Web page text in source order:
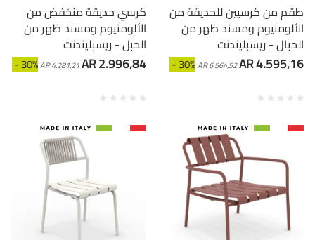
كرسي حديقة منخفض من
الألومنيوم ومسند ظهر من
الحبل - ريسبليندنت
- 30%AR 4.281,21AR 2.996,84
طقم من كرسيين للحديقة من
الألومنيوم ومسند ظهر من
الحبال - ريسبليندنت
- 30%AR 6.564,52AR 4.595,16